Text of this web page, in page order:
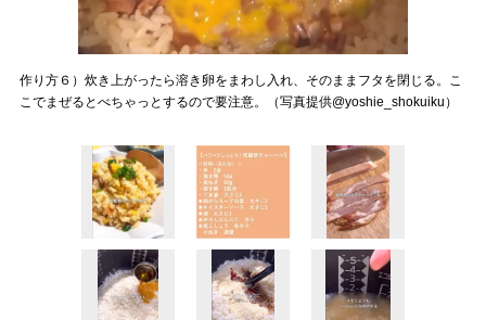
作り方６）炊き上がったら溶き卵をまわし入れ、そのままフタを閉じる。こ
こでまぜるとべちゃっとするので要注意。（写真提供@yoshie_shokuiku）